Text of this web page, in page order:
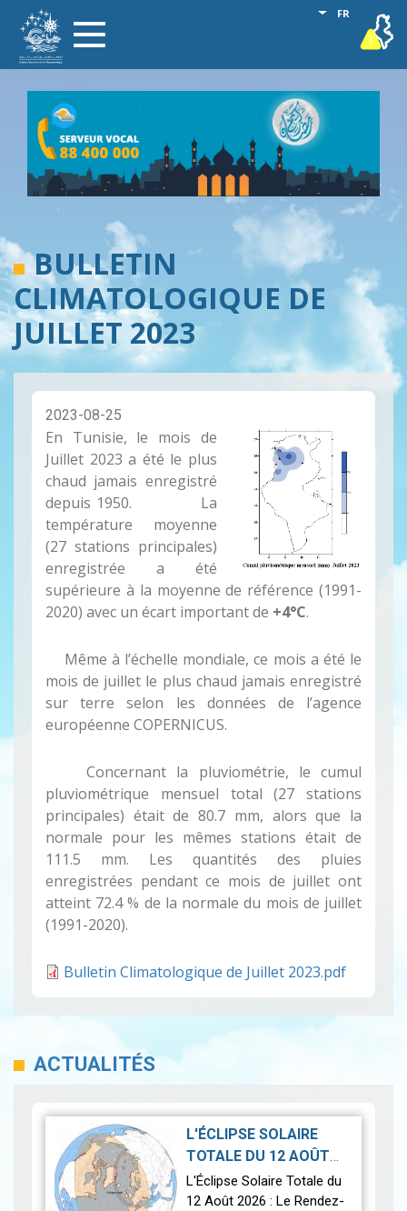
contenu
Toggle
navigation
FR
Lister les
vigilance
BULLETIN
CLIMATOLOGIQUE DE
JUILLET 2023
2023-08-25
En Tunisie, le mois de
Juillet 2023 a été le plus
chaud jamais enregistré
depuis 1950. La
température moyenne
(27 stations principales)
enregistrée a été
supérieure à la moyenne de référence (1991-
2020) avec un écart important de +4°C.
Même à l’échelle mondiale, ce mois a été le
mois de juillet le plus chaud jamais enregistré
sur terre selon les données de l’agence
européenne COPERNICUS.
Concernant la pluviométrie, le cumul
pluviométrique mensuel total (27 stations
principales) était de80.7 mm, alors que la
normale pour les mêmes stations était de
111.5
mm. Les quantités des pluies
enregistrées pendant ce mois de juillet ont
atteint 72.4 % de la normale du mois de juillet
(1991-2020).
Bulletin Climatologique de Juillet 2023.pdf
ACTUALITÉS
L'ÉCLIPSE SOLAIRE
TOTALE DU 12 AOÛT
2026|2026-07-21
L'Éclipse Solaire Totale du
12 Août 2026 : Le Rendez-